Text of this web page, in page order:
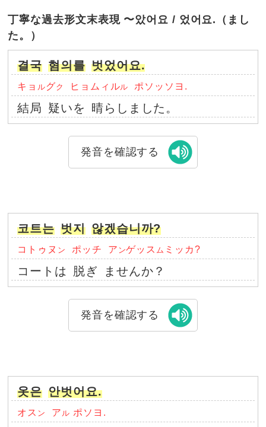
丁寧な過去形文末表現 〜았어요 / 었어요.（まし
た。）
결국 혐의를 벗었어요.
キョ ルグク ヒョムィルル ポソッソヨ.
結局 疑いを 晴らしました。
発音を確認する
코트는 벗지 않겠습니까?
コトゥヌ ン ポッチ ア ンゲッス ム ミッカ?
コートは 脱ぎ ませんか？
発音を確認する
옷은 안벗어요.
オス ン ア ル ポソヨ.